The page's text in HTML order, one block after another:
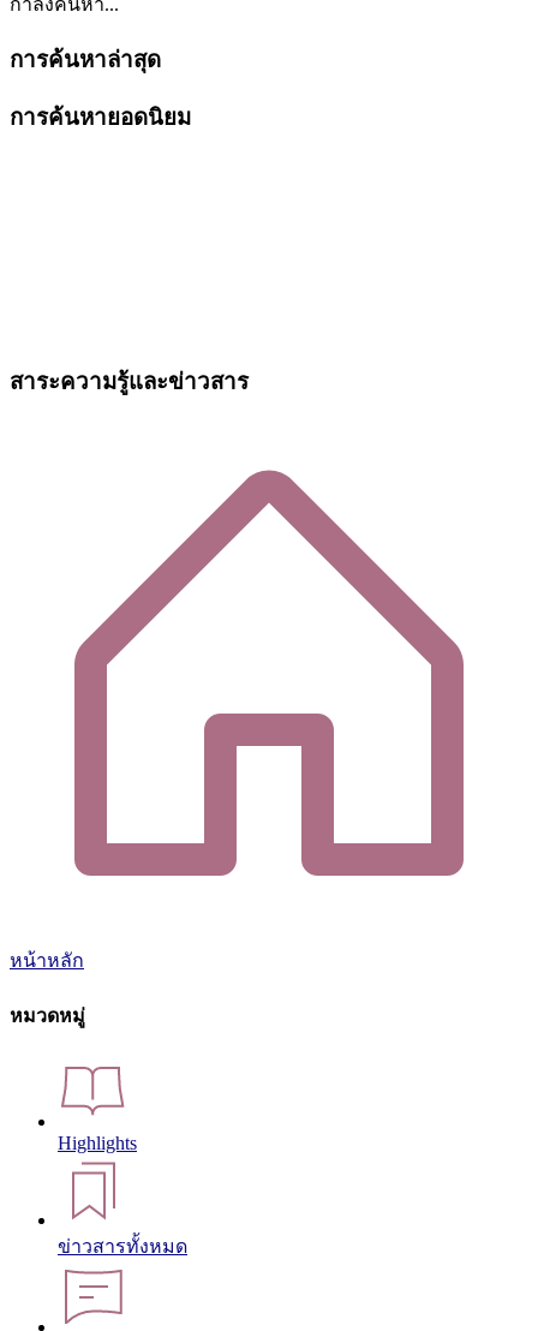
กำลังค้นหา...
การค้นหาล่าสุด
การค้นหายอดนิยม
สาระความรู้และข่าวสาร
หน้าหลัก
หมวดหมู่
Highlights
ข่าวสารทั้งหมด